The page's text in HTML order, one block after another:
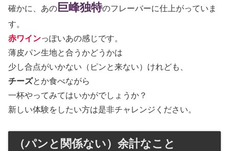
確かに、あの 巨峰独特のフレーバーに仕上がっていま
す。
赤ワインっぽいあの感じです。
薄皮パン生地と合うかどうかは
少し合点がいかない（ピンと来ない）けれども、
チーズとか食べながら
一杯やってみてはいかがでしょうか？
新しい体験をしたい方は是非チャレンジください。
（パンと関係ない）余計なこと